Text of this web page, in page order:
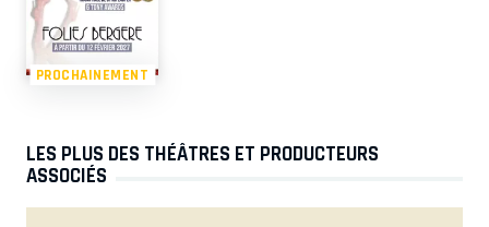
PROCHAINEMENT
LES PLUS DES THÉÂTRES ET PRODUCTEURS
ASSOCIÉS